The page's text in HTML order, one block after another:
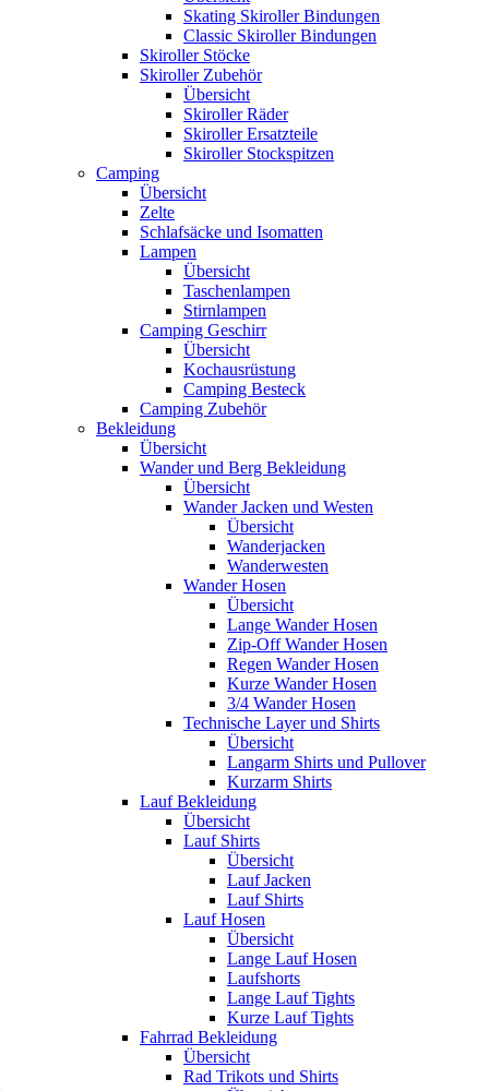
Skating Skiroller Bindungen
Classic Skiroller Bindungen
Skiroller Stöcke
Skiroller Zubehör
Übersicht
Skiroller Räder
Skiroller Ersatzteile
Skiroller Stockspitzen
Camping
Übersicht
Zelte
Schlafsäcke und Isomatten
Lampen
Übersicht
Taschenlampen
Stirnlampen
Camping Geschirr
Übersicht
Kochausrüstung
Camping Besteck
Camping Zubehör
Bekleidung
Übersicht
Wander und Berg Bekleidung
Übersicht
Wander Jacken und Westen
Übersicht
Wanderjacken
Wanderwesten
Wander Hosen
Übersicht
Lange Wander Hosen
Zip-Off Wander Hosen
Regen Wander Hosen
Kurze Wander Hosen
3/4 Wander Hosen
Technische Layer und Shirts
Übersicht
Langarm Shirts und Pullover
Kurzarm Shirts
Lauf Bekleidung
Übersicht
Lauf Shirts
Übersicht
Lauf Jacken
Lauf Shirts
Lauf Hosen
Übersicht
Lange Lauf Hosen
Laufshorts
Lange Lauf Tights
Kurze Lauf Tights
Fahrrad Bekleidung
Übersicht
Rad Trikots und Shirts